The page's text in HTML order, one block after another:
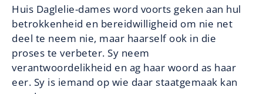
Huis Daglelie-dames word voorts geken aan hul
betrokkenheid en bereidwilligheid om nie net
deel te neem nie, maar haarself ook in die
proses te verbeter. Sy neem
verantwoordelikheid en ag haar woord as haar
eer. Sy is iemand op wie daar staatgemaak kan